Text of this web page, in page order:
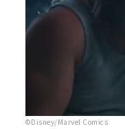
©Disney/Marvel Comics